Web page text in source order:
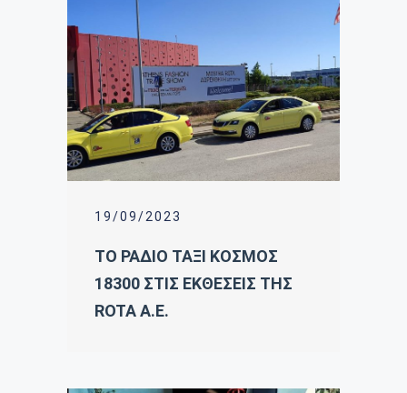
19/09/2023
ΤΟ ΡΑΔΙΟ ΤΑΞΙ ΚΟΣΜΟΣ
18300 ΣΤΙΣ ΕΚΘΕΣΕΙΣ ΤΗΣ
ROTA A.E.